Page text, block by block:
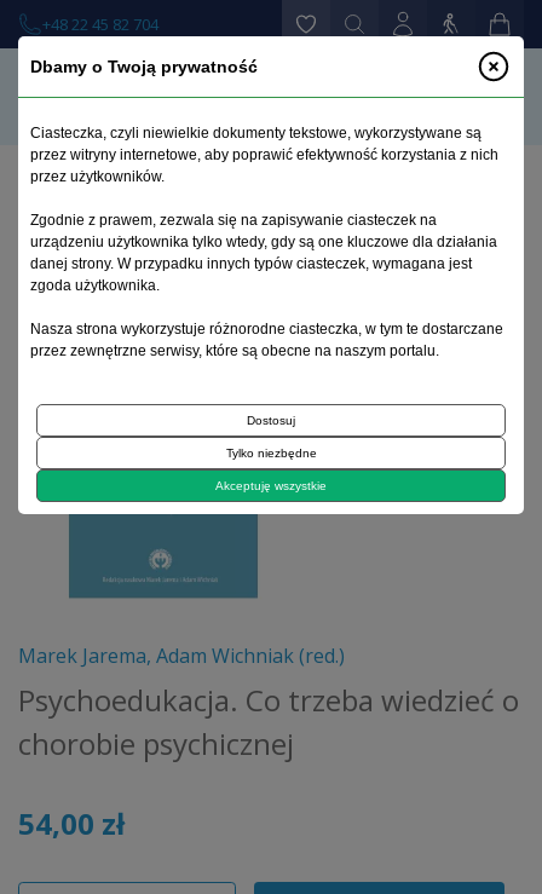
+48 22 45 82 704
Psychoedukacja. Co trzeba wiedzieć o chorobie
psychicznej
Marek Jarema, Adam Wichniak (red.)
Psychoedukacja. Co trzeba wiedzieć o
chorobie psychicznej
54,00 zł
Dbamy o Twoją prywatność
Ciasteczka, czyli niewielkie dokumenty tekstowe, wykorzystywane są
przez witryny internetowe, aby poprawić efektywność korzystania z nich
przez użytkowników.
Zgodnie z prawem, zezwala się na zapisywanie ciasteczek na
urządzeniu użytkownika tylko wtedy, gdy są one kluczowe dla działania
danej strony. W przypadku innych typów ciasteczek, wymagana jest
zgoda użytkownika.
Nasza strona wykorzystuje różnorodne ciasteczka, w tym te dostarczane
przez zewnętrzne serwisy, które są obecne na naszym portalu.
Dostosuj
Tylko niezbędne
Akceptuję wszystkie